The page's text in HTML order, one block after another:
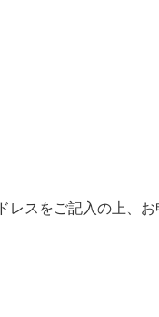
スをご記入の上、お